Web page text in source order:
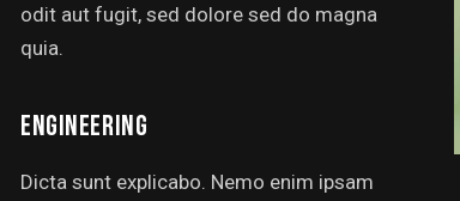
odit aut fugit, sed dolore sed do magna
quia.
ENGINEERING
Dicta sunt explicabo. Nemo enim ipsam